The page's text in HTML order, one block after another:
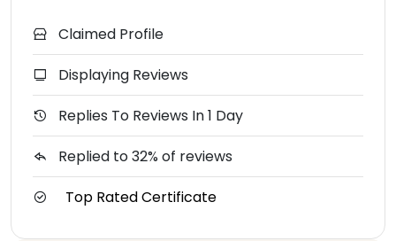
Claimed Profile
Displaying Reviews
Replies To Reviews In 1 Day
Replied to 32% of reviews
Top Rated Certificate